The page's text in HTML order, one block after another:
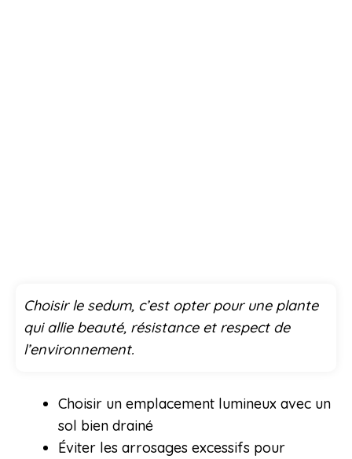
Choisir le sedum, c’est opter pour une plante
qui allie beauté, résistance et respect de
l’environnement.
Choisir un emplacement lumineux avec un
sol bien drainé
Éviter les arrosages excessifs pour